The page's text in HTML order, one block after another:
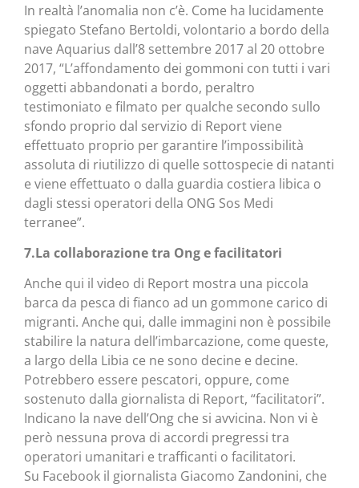
In realtà l’anomalia non c’è. Come ha lucidamente
spiegato Stefano Bertoldi, volontario a bordo della
nave Aquarius dall’8 settembre 2017 al 20 ottobre
2017, “L’affondamento dei gommoni con tutti i vari
oggetti abbandonati a bordo, peraltro
testimoniato e filmato per qualche secondo sullo
sfondo proprio dal servizio di Report viene
effettuato proprio per garantire l’impossibilità
assoluta di riutilizzo di quelle sottospecie di natanti
e viene effettuato o dalla guardia costiera libica o
dagli stessi operatori della ONG Sos Medi
terranee”.
7.La collaborazione tra Ong e facilitatori
Anche qui il video di Report mostra una piccola
barca da pesca di fianco ad un gommone carico di
migranti. Anche qui, dalle immagini non è possibile
stabilire la natura dell’imbarcazione, come queste,
a largo della Libia ce ne sono decine e decine.
Potrebbero essere pescatori, oppure, come
sostenuto dalla giornalista di Report, “facilitatori”.
Indicano la nave dell’Ong che si avvicina. Non vi è
però nessuna prova di accordi pregressi tra
operatori umanitari e trafficanti o facilitatori.
Su Facebook il giornalista Giacomo Zandonini, che